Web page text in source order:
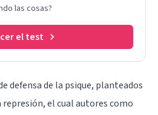
las cosas?
el test
defensa de la psique, planteados
el cual autores como